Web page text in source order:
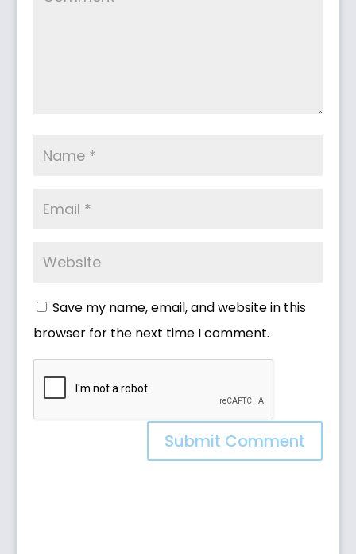
Save my name, email, and website in this
browser for the next time I comment.
Submit Comment